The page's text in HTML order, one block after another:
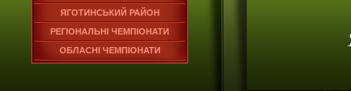
ЯГОТИНСЬКИЙ РАЙОН
РЕГІОНАЛЬНІ ЧЕМПІОНАТИ
ОБЛАСНІ ЧЕМПІОНАТИ